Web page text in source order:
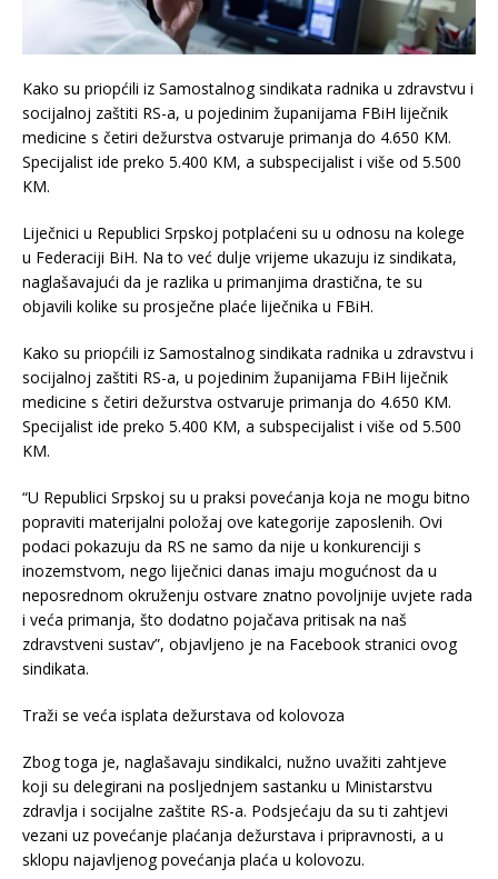
Kako su priopćili iz Samostalnog sindikata radnika u zdravstvu i
socijalnoj zaštiti RS-a, u pojedinim županijama FBiH liječnik
medicine s četiri dežurstva ostvaruje primanja do 4.650 KM.
Specijalist ide preko 5.400 KM, a subspecijalist i više od 5.500
KM.
Liječnici u Republici Srpskoj potplaćeni su u odnosu na kolege
u Federaciji BiH. Na to već dulje vrijeme ukazuju iz sindikata,
naglašavajući da je razlika u primanjima drastična, te su
objavili kolike su prosječne plaće liječnika u FBiH.
Kako su priopćili iz Samostalnog sindikata radnika u zdravstvu i
socijalnoj zaštiti RS-a, u pojedinim županijama FBiH liječnik
medicine s četiri dežurstva ostvaruje primanja do 4.650 KM.
Specijalist ide preko 5.400 KM, a subspecijalist i više od 5.500
KM.
“U Republici Srpskoj su u praksi povećanja koja ne mogu bitno
popraviti materijalni položaj ove kategorije zaposlenih. Ovi
podaci pokazuju da RS ne samo da nije u konkurenciji s
inozemstvom, nego liječnici danas imaju mogućnost da u
neposrednom okruženju ostvare znatno povoljnije uvjete rada
i veća primanja, što dodatno pojačava pritisak na naš
zdravstveni sustav”, objavljeno je na Facebook stranici ovog
sindikata.
Traži se veća isplata dežurstava od kolovoza
Zbog toga je, naglašavaju sindikalci, nužno uvažiti zahtjeve
koji su delegirani na posljednjem sastanku u Ministarstvu
zdravlja i socijalne zaštite RS-a. Podsjećaju da su ti zahtjevi
vezani uz povećanje plaćanja dežurstava i pripravnosti, a u
sklopu najavljenog povećanja plaća u kolovozu.